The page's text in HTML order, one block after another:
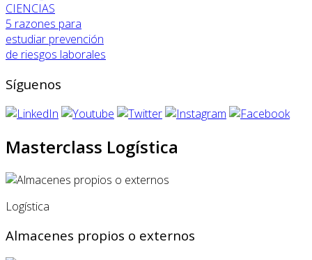
CIENCIAS
5 razones para
estudiar prevención
de riesgos laborales
Síguenos
Masterclass Logística
Logística
Almacenes propios o externos